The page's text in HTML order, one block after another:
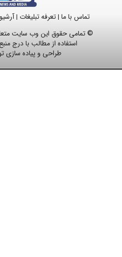
تماس با ما |تعرفه تبلیغات |آرشیو
© تمامی حقوق این وب سایت
استفاده از مطالب با درج
طراحی و پیاده سازی